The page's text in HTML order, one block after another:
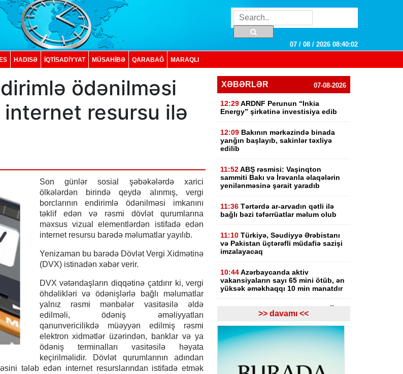
07 / 08 / 2026 08:40:03
HADISƏ İQTISADIYYAT MÜSAHİBƏ QARABAĞ MARAQLI
ödənilməsi
internet resursu ilə
Son günlər sosial şəbəkələrdə xarici
ölkələrdən birində qeydə alınmış, vergi
borclarının endirimlə ödənilməsi imkanını
təklif edən və rəsmi dövlət qurumlarına
məxsus vizual elementlərdən istifadə edən
internet resursu barədə məlumatlar yayılıb.
Yenizaman bu barədə Dövlət Vergi Xidmətinə
(DVX) istinadən xəbər verir.
DVX vətəndaşların diqqətinə çatdırır ki, vergi
öhdəlikləri və ödənişlərlə bağlı məlumatlar
yalnız rəsmi mənbələr vasitəsilə əldə
edilməli, ödəniş əməliyyatları
qanunvericilikdə müəyyən edilmiş rəsmi
elektron xidmətlər üzərindən, banklar və ya
ödəniş terminalları vasitəsilə həyata
keçirilməlidir. Dövlət qurumlarının adından
tələb edən internet resurslarından istifadə etmək
XƏBƏRLƏR 07-08-2026
12:29 ARDNF Perunun “Inkia
Energy” şirkətinə investisiya edib
12:09 Bakının mərkəzində binada
yanğın başlayıb, sakinlər təxliyə
edilib
11:52 ABŞ rəsmisi: Vaşinqton
sammiti Bakı və İrəvanla əlaqələrin
yenilənməsinə şərait yaradıb
11:36 Tərtərdə ar-arvadın qətli ilə
bağlı bəzi təfərrüatlar məlum olub
11:10 Türkiyə, Səudiyyə Ərəbistanı
və Pakistan üçtərəfli müdafiə sazişi
imzalayacaq
10:44 Azərbaycanda aktiv
vakansiyaların sayı 65 mini ötüb, ən
yüksək əməkhaqqı 10 min manatdır
Paşinyan: Ermənistanın Aİİ-yə
alternativ olaraq Aİ üzvlüyü variantı
hazırda mövcud deyil
09:57 İndiyə qədər 7 mindən çox
şəxs kolleclərə qəbul üzrə ixtisas
>> davamı <<